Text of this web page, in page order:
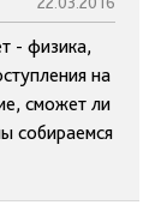
- физика,
на
сможет ли
собираемся